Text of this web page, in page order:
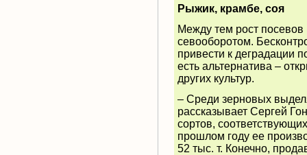
Рыжик, крамбе, соя
Между тем рост посевов
севооборотом.
привести к деградации
есть альтернатива –
других культур.
– Среди зерновых
рассказывает Сергей
сортов,
прошлом году ее
52 тыс. т. Конечно,